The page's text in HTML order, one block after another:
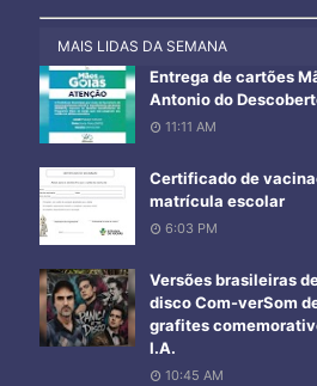
MAIS LIDAS DA SEMANA
Entrega de cartões
Antonio do
11:11 AM
Certificado de
matrícula escolar
6:03 PM
Versões brasileiras
disco Com-verSom
grafites
I.A.
10:45 AM